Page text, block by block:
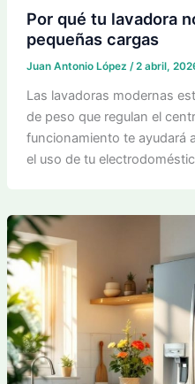
Por qué tu lavadora
pequeñas cargas
Juan Antonio López /2 abril,
Las lavadoras modernas
de peso que regulan el
funcionamiento te ayudará
el uso de tu